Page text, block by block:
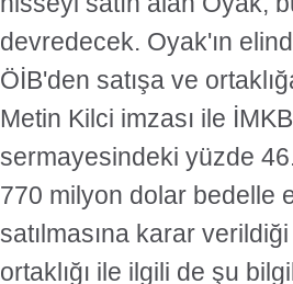
devredecek. Oyak'ın
ÖİB'den satışa ve
Metin Kilci imzası ile
sermayesindeki yüzde
770 milyon dolar bedelle
satılmasına karar
ortaklığı ile ilgili de şu